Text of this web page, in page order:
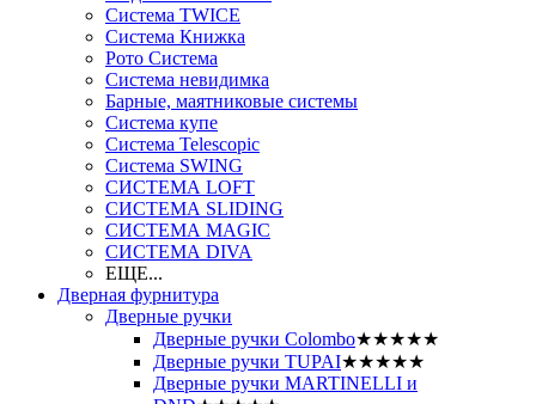
Система TWICE
Система Книжка
Рото Система
Система невидимка
Барные, маятниковые системы
Система купе
Система Telescopic
Система SWING
СИСТЕМА LOFT
СИСТЕМА SLIDING
СИСТЕМА MAGIC
СИСТЕМА DIVA
ЕЩЕ...
Дверная фурнитура
Дверные ручки
Дверные ручки Colombo★★★★★
Дверные ручки TUPAI★★★★★
Дверные ручки MARTINELLI и